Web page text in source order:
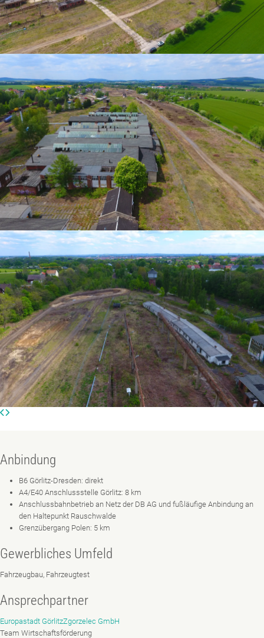
Anbindung
B6 Görlitz-Dresden: direkt
A4/E40 Anschlussstelle Görlitz: 8 km
Anschlussbahnbetrieb an Netz der DB AG und fußläufige Anbindung an
den Haltepunkt Rauschwalde
Grenzübergang Polen: 5 km
Gewerbliches Umfeld
Fahrzeugbau, Fahrzeugtest
Ansprechpartner
Europastadt GörlitzZgorzelec GmbH
Team Wirtschaftsförderung